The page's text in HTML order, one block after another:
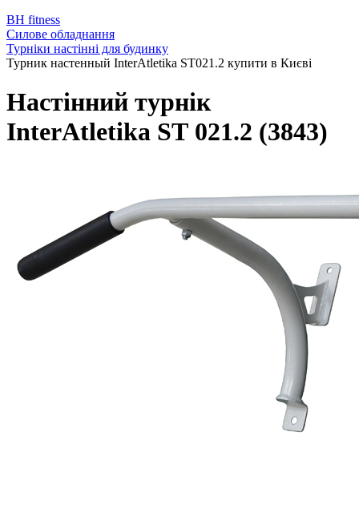
BH fitness
Силове обладнання
Турніки настінні для будинку
Турник настенный InterAtletika SТ021.2 купити в Києві
Настінний турнік
InterAtletika ЅТ 021.2 (3843)